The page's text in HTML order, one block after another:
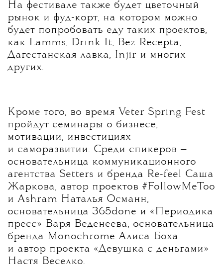
На фестивале также будет цветочный
рынок и фуд-корт, на котором можно
будет попробовать еду таких проектов,
как Lamms, Drink It, Bez Recepta,
Дагестанская лавка, Injir и многих
других.
Кроме того, во время Veter Spring Fest
пройдут семинары о бизнесе,
мотивации, инвестициях
и саморазвитии. Среди спикеров —
основательница коммуникационного
агентства Setters и бренда Re-feel Саша
Жаркова, автор проектов #FollowMeToo
и Ashram Наталья Османн,
основательница 365done и «Периодика
пресс» Варя Веденеева, основательница
бренда Monochrome Алиса Боха
и автор проекта «Девушка с деньгами»
Настя Веселко.